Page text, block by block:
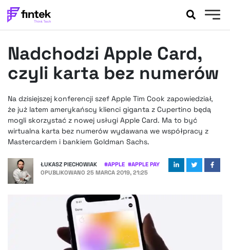
BANKOWOŚĆ
EVENTY
FELIETONY
WYWIADY
LEGAL
PODCASTY
FINTEK EXTRA
OKIEM EKSPERTA
Nadchodzi Apple Card,
czyli karta bez numerów
Na dzisiejszej konferencji szef Apple Tim Cook zapowiedział,
że już latem amerykańscy klienci giganta z Cupertino będą
mogli skorzystać z nowej usługi Apple Card. Ma to być
wirtualna karta bez numerów wydawana we współpracy z
Mastercardem i bankiem Goldman Sachs.
ŁUKASZ PIECHOWIAK #APPLE #APPLE PAY
OPUBLIKOWANO 25 MARCA 2019, 21:25